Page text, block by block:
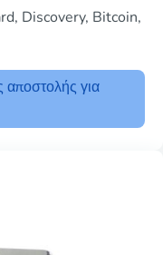
Discovery, Bitcoin,
για